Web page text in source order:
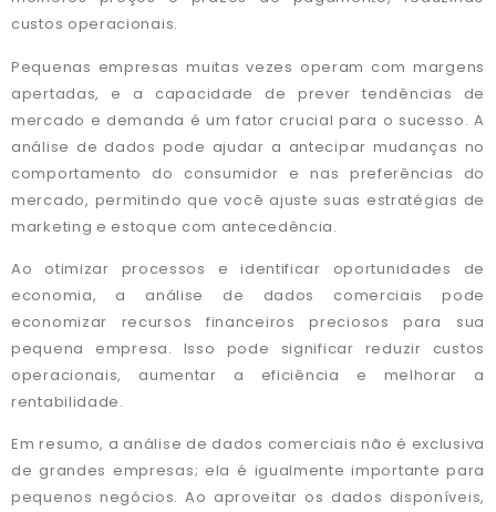
custos operacionais.
Pequenas empresas muitas vezes operam com margens
apertadas, e a capacidade de prever tendências de
mercado e demanda é um fator crucial para o sucesso. A
análise de dados pode ajudar a antecipar mudanças no
comportamento do consumidor e nas preferências do
mercado, permitindo que você ajuste suas estratégias de
marketing e estoque com antecedência.
Ao otimizar processos e identificar oportunidades de
economia, a análise de dados comerciais pode
economizar recursos financeiros preciosos para sua
pequena empresa. Isso pode significar reduzir custos
operacionais, aumentar a eficiência e melhorar a
rentabilidade.
Em resumo, a análise de dados comerciais não é exclusiva
de grandes empresas; ela é igualmente importante para
pequenos negócios. Ao aproveitar os dados disponíveis,